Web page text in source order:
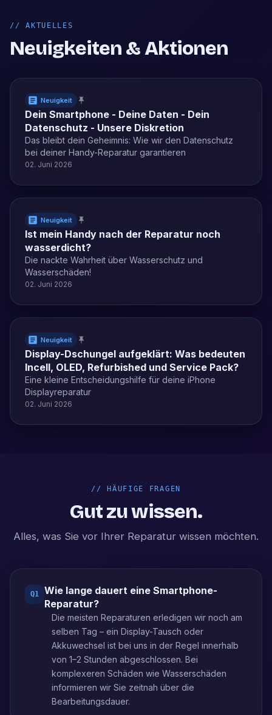
//AKTUELLES
Neuigkeiten & Aktionen
Neuigkeit
Dein Smartphone - Deine Daten - Dein
Datenschutz - Unsere Diskretion
Das bleibt dein Geheimnis: Wie wir den Datenschutz
bei deiner Handy-Reparatur garantieren
02. Juni 2026
Neuigkeit
Ist mein Handy nach der Reparatur noch
wasserdicht?
Die nackte Wahrheit über Wasserschutz und
Wasserschäden!
02. Juni 2026
Neuigkeit
Display-Dschungel aufgeklärt: Was bedeuten
Incell, OLED, Refurbished und Service Pack?
Eine kleine Entscheidungshilfe für deine iPhone
Displayreparatur
02. Juni 2026
// HÄUFIGE FRAGEN
Gut zu wissen.
Alles, was Sie vor Ihrer Reparatur wissen möchten.
Q1
Wie lange dauert eine Smartphone-
Reparatur?
Die meisten Reparaturen erledigen wir noch am
selben Tag – ein Display-Tausch oder
Akkuwechsel ist bei uns in der Regel innerhalb
von 1–2 Stunden abgeschlossen. Bei
komplexeren Schäden wie Wasserschäden
informieren wir Sie zeitnah über die
Bearbeitungsdauer.